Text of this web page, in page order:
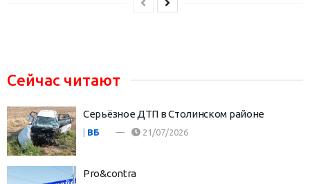
Сейчас читают
Серьёзное ДТП в Столинском районе
ВБ 21/07/2026
Pro&contra